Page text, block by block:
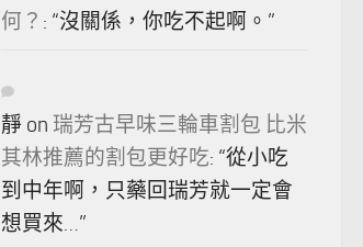
何？ : “沒關係，你吃不起啊。 ”
靜 on 瑞芳古早味三輪車割包 比米
其林推薦的割包更好吃: “從小吃
到中年啊，只藥回瑞芳就一定會
想買來…”